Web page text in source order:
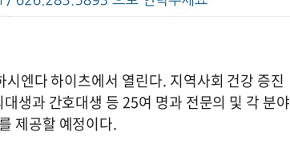
엔다 하이츠에서 열린다. 지역사회 건강 증진
생과 간호대생 등 25여 명과 전문의 및 각 분야
제공할 예정이다.